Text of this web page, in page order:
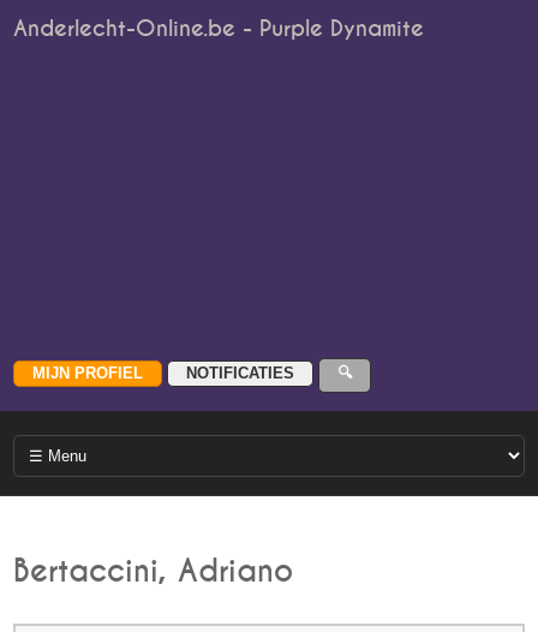
Anderlecht-Online.be - Purple Dynamite
Bertaccini, Adriano